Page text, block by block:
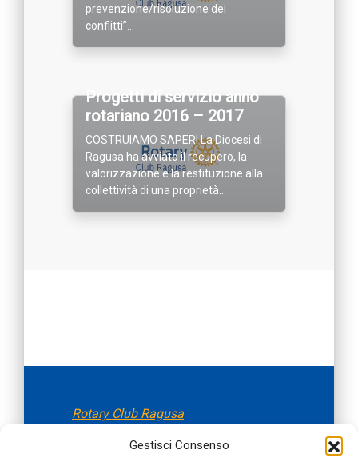
Gestisci Consenso
prevenzione/risoluzione dei
conflitti”...
Progetti di servizio anno
rotariano 2016 – 2017
COSTRUIAMO SAPERI La Diocesi di
Ragusa ha avviato il recupero, la
valorizzazione e la restituzione alla
collettività di una proprietà...
Rotary Club Ragusa